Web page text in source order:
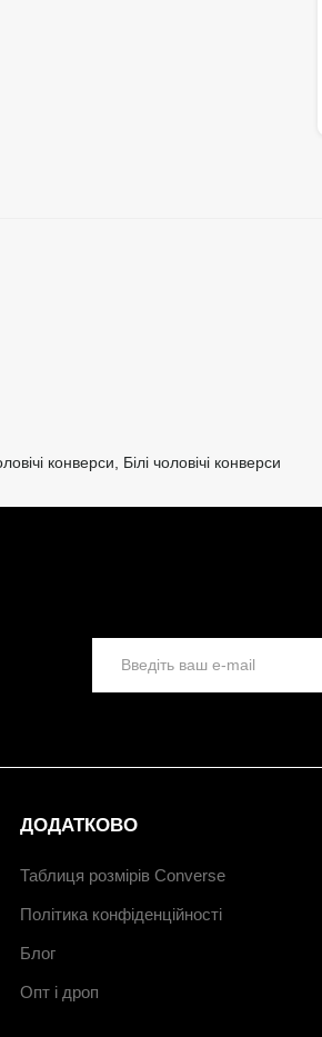
конверси Білі чоловічі конверси
ДОДАТКОВО
Таблиця розмірів Converse
Політика конфіденційності
Блог
Опт і дроп